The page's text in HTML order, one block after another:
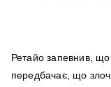
Ретайо запевнив, що
передбачає, що